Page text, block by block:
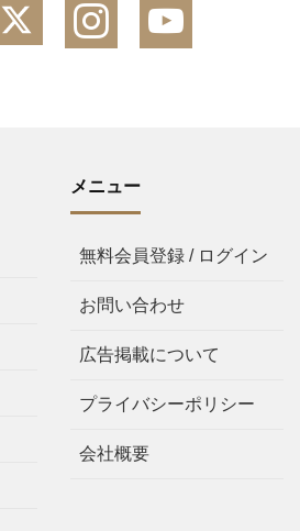
メニュー
無料会員登録 / ログイン
お問い合わせ
広告掲載について
プライバシーポリシー
会社概要